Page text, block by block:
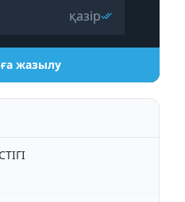
қазір
жазылу